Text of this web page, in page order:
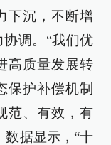
下沉，不断增
调。“我们优
高质量发展转
保护补偿机制
范、有效，有
数据显示，“十